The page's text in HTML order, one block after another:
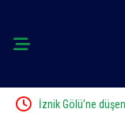
İznik Gölü’ne